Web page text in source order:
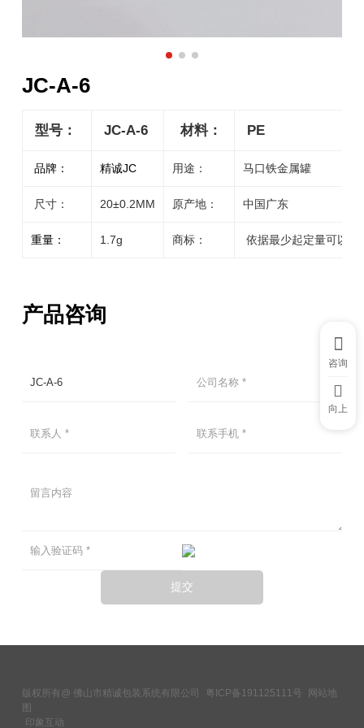
JC-A-6
型号： JC-A-6 材料： PE
品牌： 精诚JC 用途： 马口铁金属罐
尺寸： 20±0.2MM 原产地： 中国广东
重量： 1.7g 商标： 依据最少起定量可以定
产品咨询
版权所有@ 佛山市精诚包装系统有限公司 粤ICP备191125111号
网站地
图
印象互动
咨询
向上